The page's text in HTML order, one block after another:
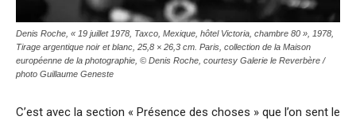
Denis Roche, « 19 juillet 1978, Taxco, Mexique, hôtel Victoria, chambre 80 », 1978,
Tirage argentique noir et blanc, 25,8 × 26,3 cm. Paris, collection de la Maison
européenne de la photographie, © Denis Roche, courtesy Galerie le Reverbère /
photo Guillaume Geneste
C’est avec la section « Présence des choses » que l’on sent le